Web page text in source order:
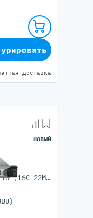
доставка
НОВЫЙ
1x HPE Intel Xeon Gold 5218 (16C 22M Cache 2.30 GHz)